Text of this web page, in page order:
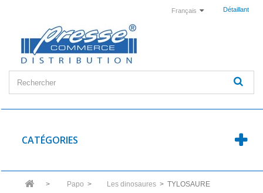
Détaillant
Français
CATÉGORIES
> Papo > Les dinosaures > TYLOSAURE